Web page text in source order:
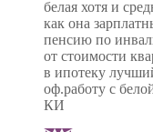
белая хотя и
как она
пенсию по
от стоимости
в ипотеку
оф.работу с
КИ